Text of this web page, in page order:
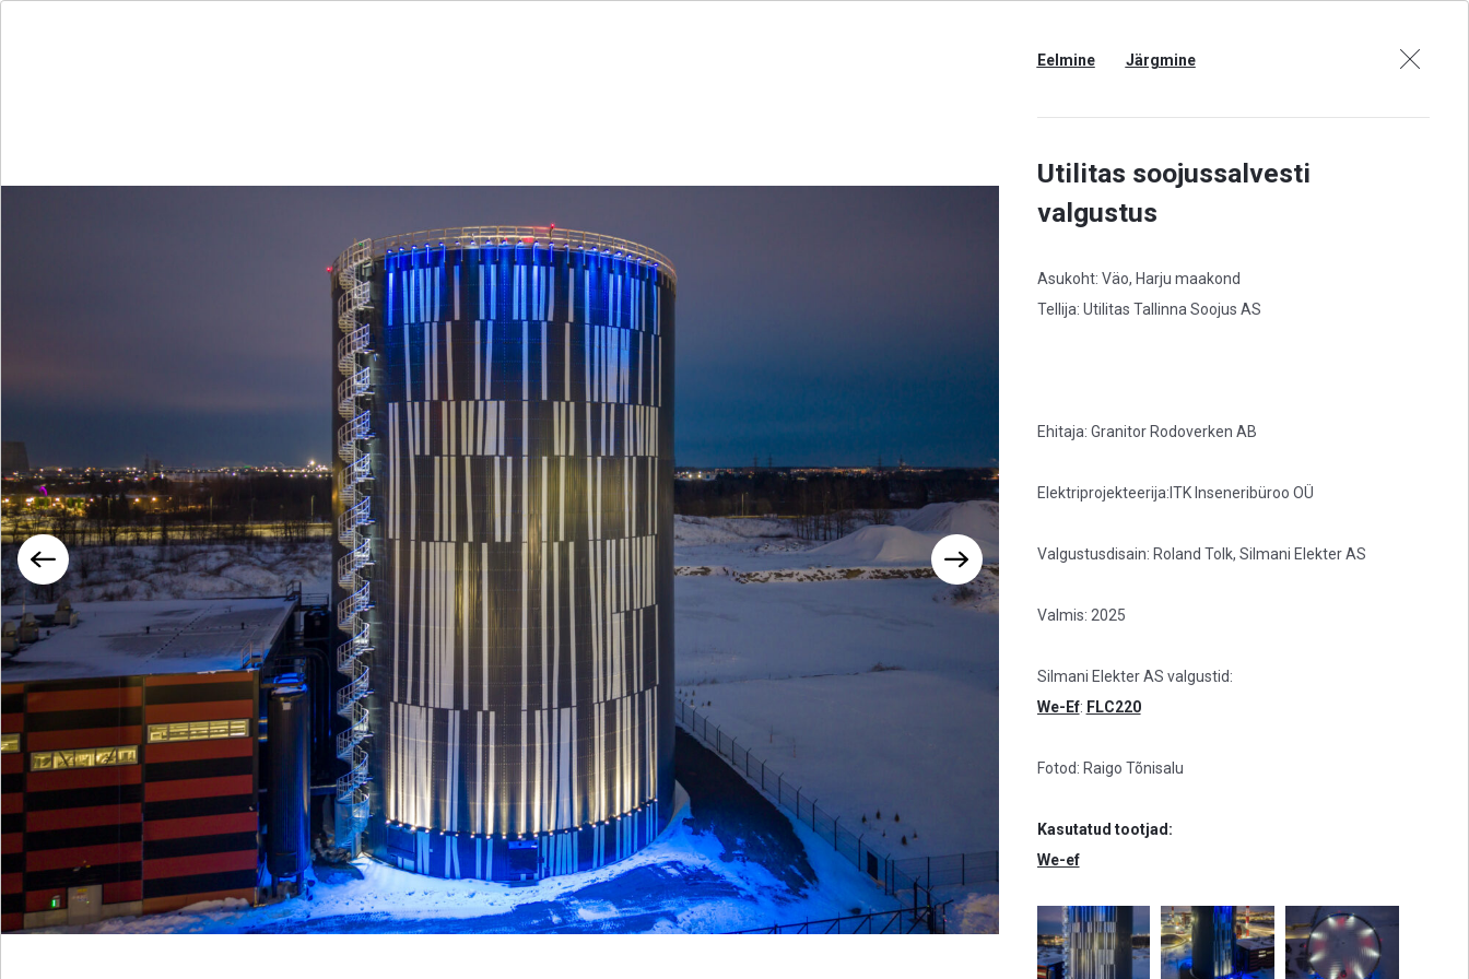
Eelmine Järgmine
Utilitas soojussalvesti
valgustus
Asukoht: Väo, Harju maakond
Tellija: Utilitas Tallinna Soojus AS
Ehitaja: Granitor Rodoverken AB
Elektriprojekteerija:ITK Inseneribüroo OÜ
Valgustusdisain: Roland Tolk, Silmani Elekter AS
Valmis: 2025
Silmani Elekter AS valgustid:
We-Ef: FLC220
Fotod: Raigo Tõnisalu
Kasutatud tootjad:
We-ef